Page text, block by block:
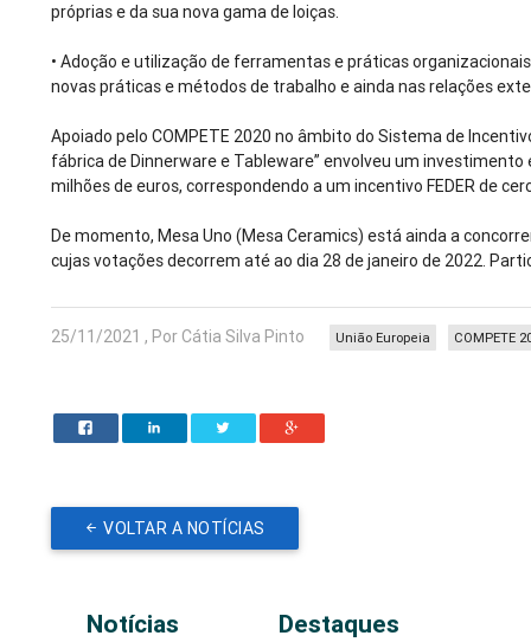
próprias e da sua nova gama de loiças.
• Adoção e utilização de ferramentas e práticas
novas práticas e métodos de trabalho e ainda nas relações
Apoiado pelo COMPETE 2020 no âmbito do Sistema de
fábrica de Dinnerware e Tableware” envolveu um investimento
milhões de euros, correspondendo a um incentivo FEDER de
De momento, Mesa Uno (Mesa Ceramics) está ainda a
cujas votações decorrem até ao dia 28 de janeiro de 2022.
25/11/2021 , Por Cátia Silva Pinto COMPETE
União Europeia
VOLTAR A NOTÍCIAS
Notícias Destaques